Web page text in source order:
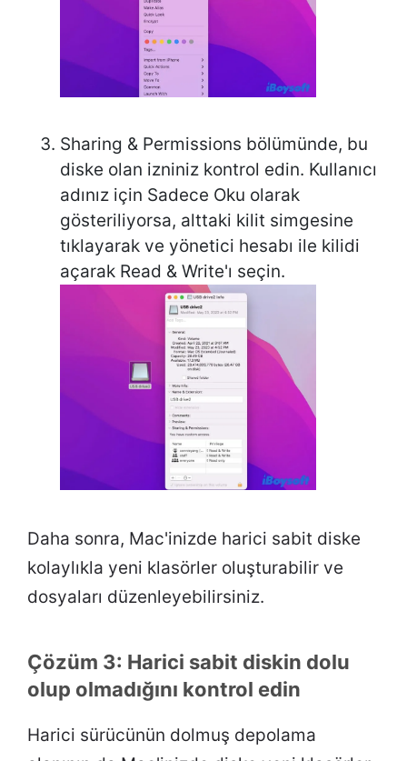
Sharing & Permissions bölümünde, bu
diske olan izniniz kontrol edin. Kullanıcı
adınız için Sadece Oku olarak
gösteriliyorsa, alttaki kilit simgesine
tıklayarak ve yönetici hesabı ile kilidi
açarak Read & Write'ı seçin.
Daha sonra, Mac'inizde harici sabit diske
kolaylıkla yeni klasörler oluşturabilir ve
dosyaları düzenleyebilirsiniz.
Çözüm 3: Harici sabit diskin dolu
olup olmadığını kontrol edin
Harici sürücünün dolmuş depolama